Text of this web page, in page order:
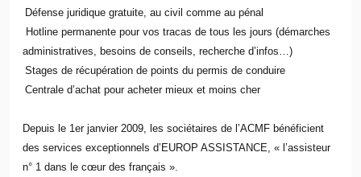
Défense juridique gratuite, au civil comme au pénal
Hotline permanente pour vos tracas de tous les jours (démarches
administratives, besoins de conseils, recherche d’infos…)
Stages de récupération de points du permis de conduire
Centrale d’achat pour acheter mieux et moins cher
Depuis le 1er janvier 2009, les sociétaires de l’ACMF bénéficient
des services exceptionnels d’EUROP ASSISTANCE, « l’assisteur
n° 1 dans le cœur des français ».